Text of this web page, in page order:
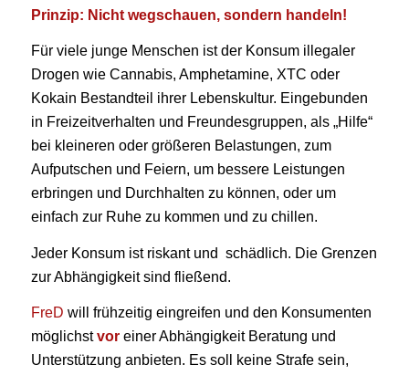
Prinzip: Nicht wegschauen, sondern handeln!
Für viele junge Menschen ist der Konsum illegaler
Drogen wie Cannabis, Amphetamine, XTC oder
Kokain Bestandteil ihrer Lebenskultur. Eingebunden
in Freizeitverhalten und Freundesgruppen, als „Hilfe“
bei kleineren oder größeren Belastungen, zum
Aufputschen und Feiern, um bessere Leistungen
erbringen und Durchhalten zu können, oder um
einfach zur Ruhe zu kommen und zu chillen.
Jeder Konsum ist riskant und schädlich. Die Grenzen
zur Abhängigkeit sind fließend.
FreD will frühzeitig eingreifen und den Konsumenten
möglichstvor einer Abhängigkeit Beratung und
Unterstützung anbieten. Es soll keine Strafe sein,